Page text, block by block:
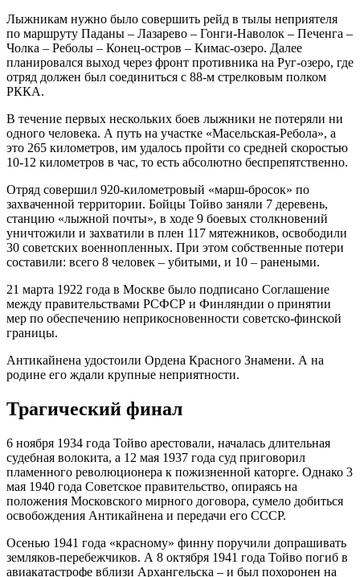
Лыжникам нужно было совершить рейд в тылы неприятеля
по маршруту Паданы – Лазарево – Гонги-Наволок – Печенга –
Чолка – Реболы – Конец-остров – Кимас-озеро. Далее
планировался выход через фронт противника на Руг-озеро, где
отряд должен был соединиться с 88-м стрелковым полком
РККА.
В течение первых нескольких боев лыжники не потеряли ни
одного человека. А путь на участке «Масельская-Ребола», а
это 265 километров, им удалось пройти со средней скоростью
10-12 километров в час, то есть абсолютно беспрепятственно.
Отряд совершил 920-километровый «марш-бросок» по
захваченной территории. Бойцы Тойво заняли 7 деревень,
станцию «лыжной почты», в ходе 9 боевых столкновений
уничтожили и захватили в плен 117 мятежников, освободили
30 советских военнопленных. При этом собственные потери
составили: всего 8 человек – убитыми, и 10 – ранеными.
21 марта 1922 года в Москве было подписано Соглашение
между правительствами РСФСР и Финляндии о принятии
мер по обеспечению неприкосновенности советско-финской
границы.
Антикайнена удостоили Ордена Красного Знамени. А на
родине его ждали крупные неприятности.
Трагический финал
6 ноября 1934 года Тойво арестовали, началась длительная
судебная волокита, а 12 мая 1937 года суд приговорил
пламенного революционера к пожизненной каторге. Однако 3
мая 1940 года Советское правительство, опираясь на
положения Московского мирного договора, сумело добиться
освобождения Антикайнена и передачи его СССР.
Осенью 1941 года «красному» финну поручили допрашивать
земляков-перебежчиков. А 8 октября 1941 года Тойво погиб в
авиакатастрофе вблизи Архангельска – и был похоронен на